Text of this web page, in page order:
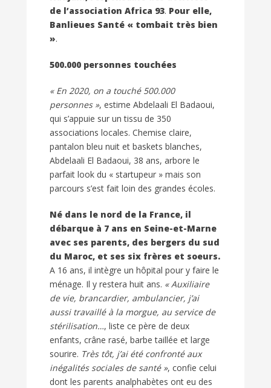
de l’association Africa 93. Pour elle,
Banlieues Santé « tombait très bien
».
500.000 personnes touchées
« En 2020, on a touché 500.000
personnes », estime Abdelaali El Badaoui,
qui s’appuie sur un tissu de 350
associations locales. Chemise claire,
pantalon bleu nuit et baskets blanches,
Abdelaali El Badaoui, 38 ans, arbore le
parfait look du « startupeur » mais son
parcours s’est fait loin des grandes écoles.
Né dans le nord de la France, il
débarque à 7 ans en Seine-et-Marne
avec ses parents, des bergers du sud
du Maroc, et ses six frères et soeurs.
A 16 ans, il intègre un hôpital pour y faire le
ménage. Il y restera huit ans. « Auxiliaire
de vie, brancardier, ambulancier, j’ai
aussi travaillé à la morgue, au service de
stérilisation…, liste ce père de deux
enfants, crâne rasé, barbe taillée et large
sourire. Très tôt, j’ai été confronté aux
inégalités sociales de santé », confie celui
dont les parents analphabètes ont eu des